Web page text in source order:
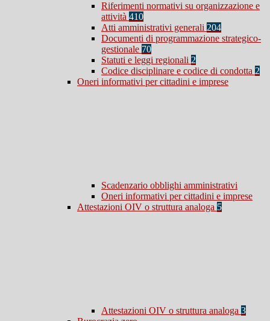
Riferimenti normativi su organizzazione e
attività 410
Atti amministrativi generali 204
Documenti di programmazione strategico-
gestionale 70
Statuti e leggi regionali 2
Codice disciplinare e codice di condotta 2
Oneri informativi per cittadini e imprese
Scadenzario obblighi amministrativi
Oneri informativi per cittadini e imprese
Attestazioni OIV o struttura analoga 5
Attestazioni OIV o struttura analoga 3